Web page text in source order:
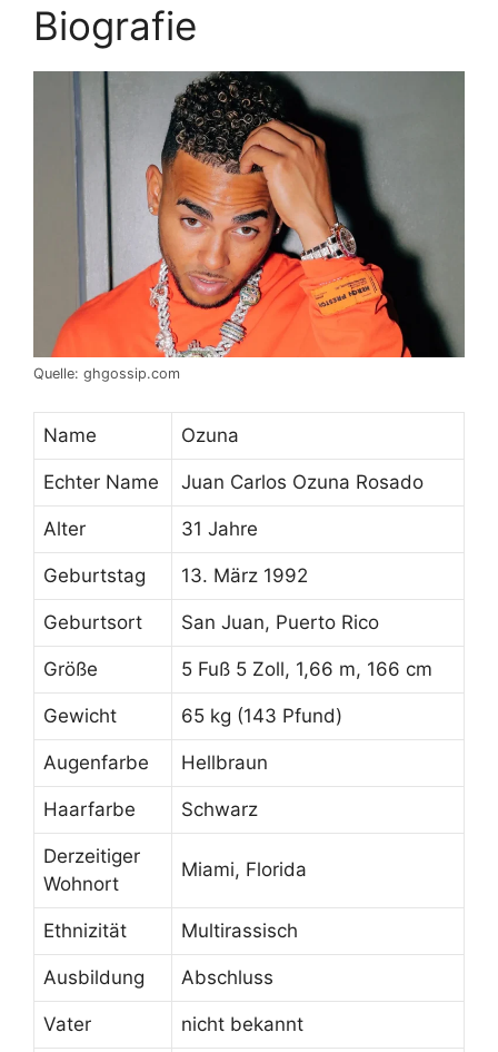
Biografie
Quelle: ghgossip.com
Name Ozuna
Echter Name Juan Carlos Ozuna Rosado
Alter 31 Jahre
Geburtstag 13. März 1992
Geburtsort San Juan, Puerto Rico
Größe 5 Fuß 5 Zoll, 1,66 m, 166 cm
Gewicht 65 kg (143 Pfund)
Augenfarbe Hellbraun
Haarfarbe Schwarz
Derzeitiger
Wohnort
Miami, Florida
Ethnizität Multirassisch
Ausbildung Abschluss
Vater nicht bekannt